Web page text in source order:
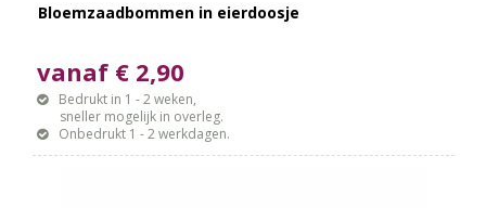
Bloemzaadbommen in eierdoosje
vanaf € 2,90
Bedrukt in 1 - 2 weken,
sneller mogelijk in overleg.
Onbedrukt 1 - 2 werkdagen.